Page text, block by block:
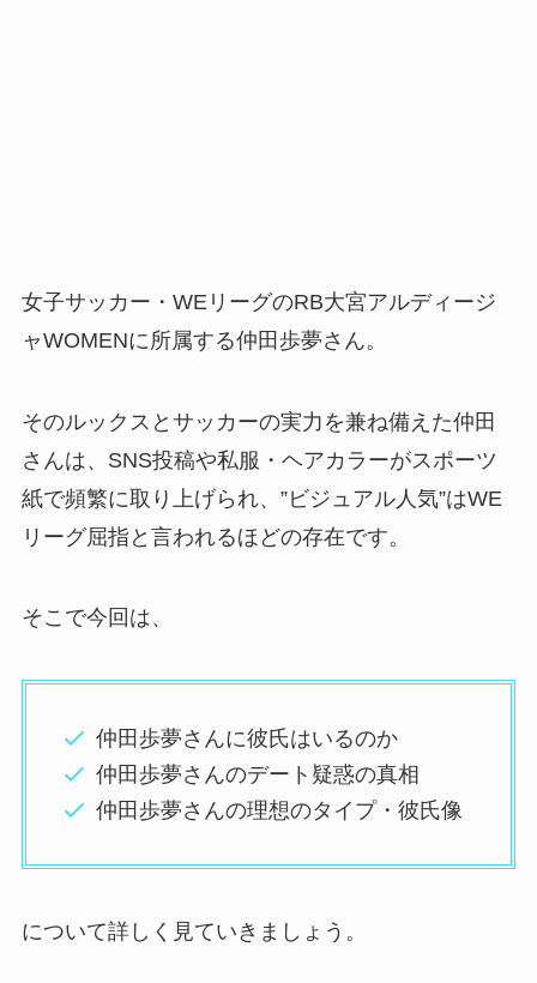
女子サッカー・WEリーグのRB大宮アルディージ
ャWOMENに所属する仲田歩夢さん。
そのルックスとサッカーの実力を兼ね備えた仲田
さんは、SNS投稿や私服・ヘアカラーがスポーツ
紙で頻繁に取り上げられ、”ビジュアル人気”はWE
リーグ屈指と言われるほどの存在です。
そこで今回は、
仲田歩夢さんに彼氏はいるのか
仲田歩夢さんのデート疑惑の真相
仲田歩夢さんの理想のタイプ・彼氏像
について詳しく見ていきましょう。